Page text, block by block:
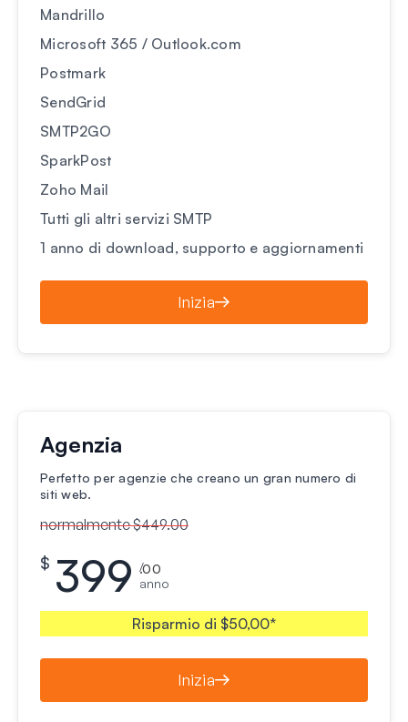
Mandrillo
Microsoft 365 / Outlook.com
Postmark
SendGrid
SMTP2GO
SparkPost
Zoho Mail
Tutti gli altri servizi SMTP
1 anno di download, supporto e aggiornamenti
Inizia
Agenzia
Perfetto per agenzie che creano un gran numero di
siti web.
normalmente $449.00
$ 399 .00
/
anno
Risparmio di $50,00*
Inizia